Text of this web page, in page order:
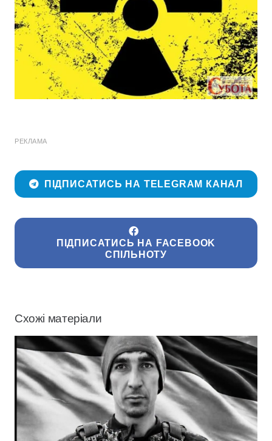
РЕКЛАМА
ПІДПИСАТИСЬ НА TELEGRAM КАНАЛ
ПІДПИСАТИСЬ НА FACEBOOK
СПІЛЬНОТУ
Схожі матеріали